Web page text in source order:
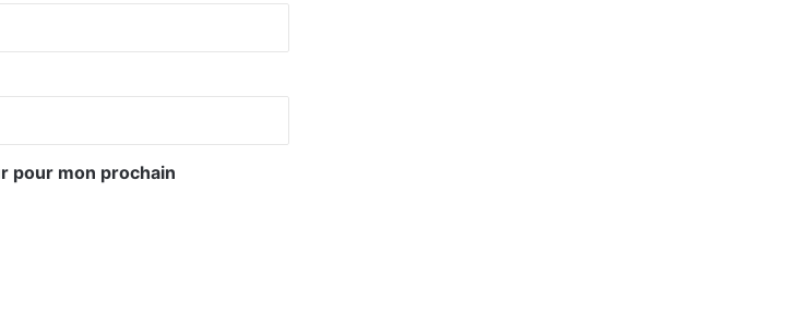
pour mon prochain